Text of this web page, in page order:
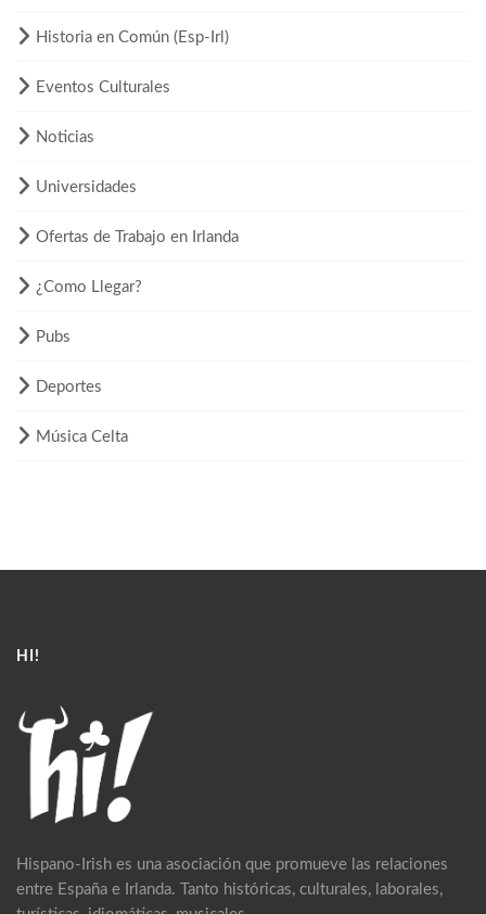
Historia en Común (Esp-Irl)
Eventos Culturales
Noticias
Universidades
Ofertas de Trabajo en Irlanda
¿Como Llegar?
Pubs
Deportes
Música Celta
HI!
Hispano-Irish es una asociación que promueve las relaciones
entre España e Irlanda. Tanto históricas, culturales, laborales,